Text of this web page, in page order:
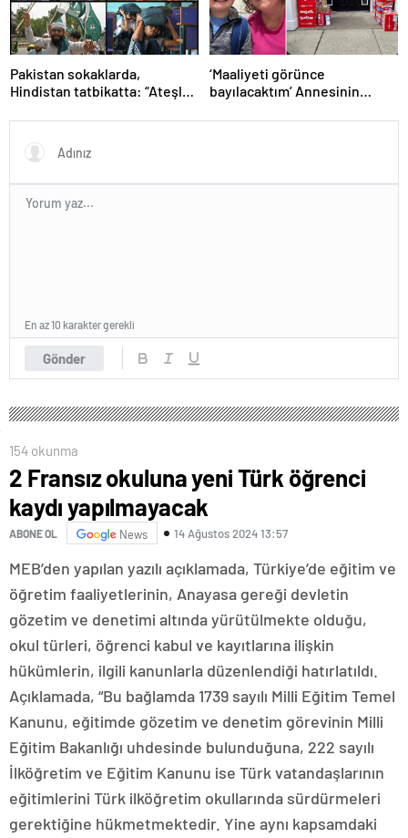
Pakistan sokaklarda,
Hindistan tatbikatta: “Ateşle
‘Maaliyeti görünce
bayılacaktım’ Annesinin
lolipop aldı
Gönder
En az 10 karakter gerekli
154 okunma
2 Fransız okuluna yeni Türk öğrenci
kaydı yapılmayacak
ABONE OL News 14 Ağustos 2024 13:57
MEB’den yapılan yazılı açıklamada, Türkiye’de eğitim ve
öğretim faaliyetlerinin, Anayasa gereği devletin
gözetim ve denetimi altında yürütülmekte olduğu,
okul türleri, öğrenci kabul ve kayıtlarına ilişkin
hükümlerin, ilgili kanunlarla düzenlendiği hatırlatıldı.
Açıklamada, “Bu bağlamda 1739 sayılı Milli Eğitim Temel
Kanunu, eğitimde gözetim ve denetim görevinin Milli
Eğitim Bakanlığı uhdesinde bulunduğuna, 222 sayılı
İlköğretim ve Eğitim Kanunu ise Türk vatandaşlarının
eğitimlerini Türk ilköğretim okullarında sürdürmeleri
gerektiğine hükmetmektedir. Yine aynı kapsamdaki